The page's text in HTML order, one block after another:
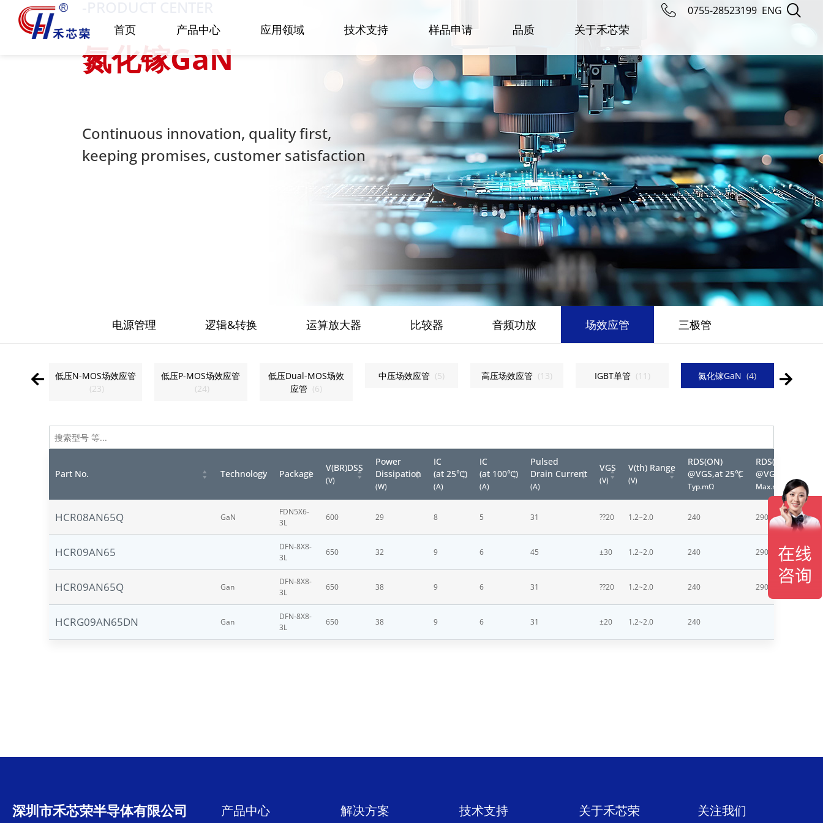
首页 产品中心 应用领域 技术支持 样品申请 品质 关于禾芯荣
0755-28523199 ENG
氮化镓GaN
Continuous innovation, quality first,
keeping promises, customer satisfaction
电源管理 逻辑&转换 运算放大器 比较器 音频功放 场效应管 三极管
低压N-MOS场效应管
(23)
低压P-MOS场效应管
(24)
低压Dual-MOS场效
应管 (6)
中压场效应管 (5) 高压场效应管 (13) IGBT单管 (11 ) 氮化镓GaN (4)
Part No. Technology Package
V(BR)DSS
(V)
Power
Dissipation
(W)
IC
(at 25℃)
(A)
IC
(at 100℃)
(A)
Pulsed
Drain Current
(A)
VGS
(V)
V(th) Range
(V)
RDS(ON)
@VGS,at 25℃
Typ.mΩ
RDS(ON)
@VGS,at 25℃
Max.mΩ
HCR08AN65Q GaN
FDN5X6-
3L
600 29 8 5 31 ??20 1.2~2.0 240 290
HCR09AN65
DFN-8X8-
3L
650 32 9 6 45 ±30 1.2~2.0 240 290
HCR09AN65Q Gan
DFN-8X8-
3L
650 38 9 6 31 ??20 1.2~2.0 240 290
HCRG09AN65DN Gan
DFN-8X8-
3L
650 38 9 6 31 ±20 1.2~2.0 240
深圳市禾芯荣半导体有限公司 产品中心 解决方案 技术支持 关于禾芯荣 关注我们